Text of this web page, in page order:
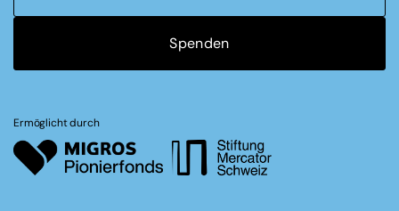
Spenden
Ermöglicht durch